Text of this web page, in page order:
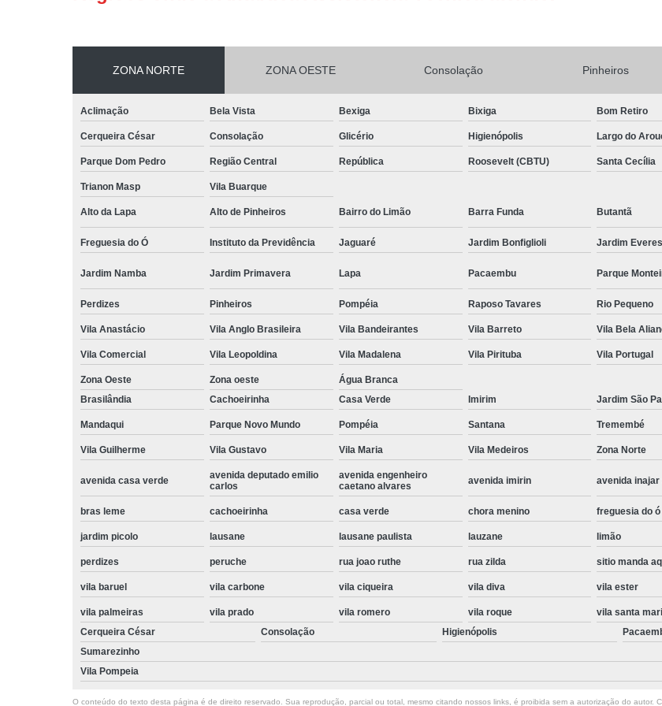
Conserto de Adega
Conserto de Adega de Vinho
Conserto de Geladeira Expositora
Conserto e
Conserto Geladeira
Conserto para Geladeira
Instalação de Fogão
Instalação de Fogão de Embutir
Instalação Eletrica Maquina de
Instalação Maquina de Lavar
Instalação para Maquina de
Instalar Maquina Lavar
Samsung Instalação
Instalação de Lava e Seca
Instalação Lava e Seca
Instalação Maquina Lava e
Instalação
Lava e Seca Samsung
Manutenção de Fogão
ZONA NORTE ZONA OESTE Consolação Pinheiros
Aclimação Bela Vista Bexiga Bixiga Bom Retiro
Cerqueira César Consolação Glicério Higienópolis Largo do
Parque Dom Pedro Região Central República Roosevelt (CBTU) Santa Cecília
Trianon Masp Vila Buarque
Alto da Lapa Alto de Pinheiros Bairro do Limão Barra Funda Butantã
Freguesia do Ó Instituto da Previdência Jaguaré Jardim Bonfiglioli Jardim
Jardim Namba Jardim Primavera Lapa Pacaembu Parque
Perdizes Pinheiros Pompéia Raposo Tavares Rio Pequeno
Vila Anastácio Vila Anglo Brasileira Vila Bandeirantes Vila Barreto Vila Bela
Vila Comercial Vila Leopoldina Vila Madalena Vila Pirituba Vila Portugal
Zona Oeste Zona oeste
Água Branca
Brasilândia
Cachoeirinha Casa Verde Imirim Jardim São
Mandaqui Parque Novo Mundo Pompéia Santana Tremembé
Vila Guilherme Vila Gustavo Vila Maria Vila Medeiros Zona Norte
avenida casa verde
avenida deputado emilio
carlos
avenida engenheiro
caetano alvares
avenida imirin avenida inajar
bras leme cachoeirinha casa verde chora menino freguesia do ó
jardim picolo lausane lausane paulista lauzane limão
perdizes peruche rua joao ruthe rua zilda sitio manda
vila baruel vila carbone vila ciqueira vila diva vila ester
vila palmeiras vila prado vila romero vila roque vila santa
Cerqueira César
Consolação Higienópolis
Sumarezinho
Vila Pompeia
O conteúdo do texto desta página é de direito reservado. Sua reprodução, parcial ou total, mesmo citando nossos links, é proibida sem a autorização do autor.